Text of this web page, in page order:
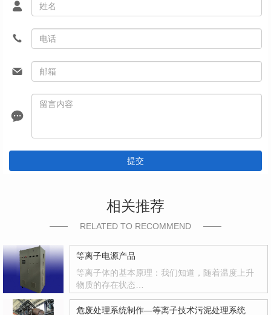
提交
相关推荐
RELATED TO RECOMMEND
等离子电源产品
等离子体的基本原理：我们知道，随着温度上升
物质的存在状态…
危废处理系统制作—等离子技术污泥处理系统